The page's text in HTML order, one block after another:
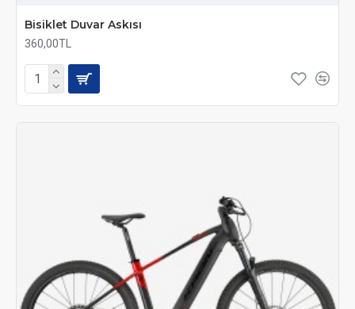
Bisiklet Duvar Askısı
360,00TL